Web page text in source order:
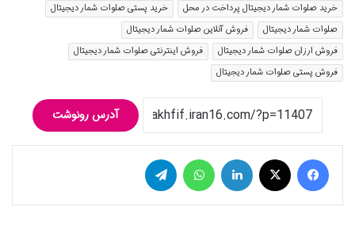
خرید صلوات شمار دیجیتال پرداخت در محل
خرید پستی صلوات شمار دیجیتال
صلوات شمار دیجیتال
فروش آنلاین صلوات شمار دیجیتال
فروش ارزان صلوات شمار دیجیتال
فروش اینترنتی صلوات شمار دیجیتال
فروش پستی صلوات شمار دیجیتال
آدرس رونوشت
فیس بوک لینکدین